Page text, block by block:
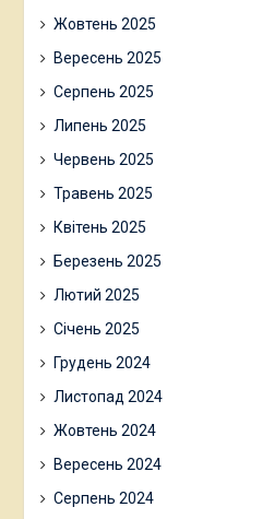
Жовтень 2025
Вересень 2025
Серпень 2025
Липень 2025
Червень 2025
Травень 2025
Квітень 2025
Березень 2025
Лютий 2025
Січень 2025
Грудень 2024
Листопад 2024
Жовтень 2024
Вересень 2024
Серпень 2024